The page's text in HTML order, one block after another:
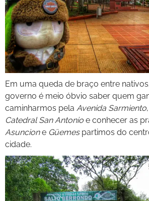
Em uma queda de braço entre
governo é meio óbvio saber quem
caminharmos pela Avenida Sarmiento
Catedral San Antonio e conhecer as
Asuncione Güemespartimos do
cidade.